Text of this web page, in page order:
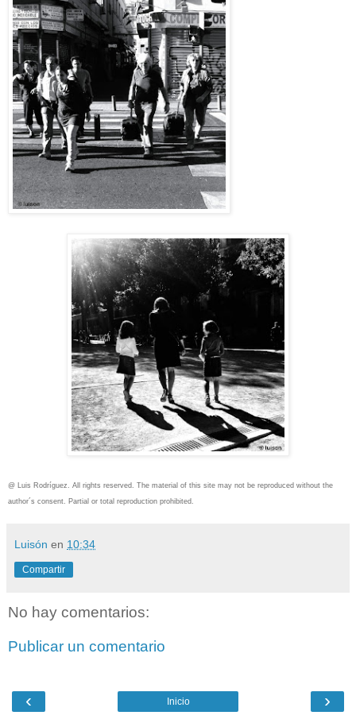
@ Luis Rodríguez. All rights reserved. The material of this site may not be reproduced without the
author´s consent. Partial or total reproduction prohibited.
Luisón en 10:34
Compartir
No hay comentarios:
Publicar un comentario
‹ ›
Inicio